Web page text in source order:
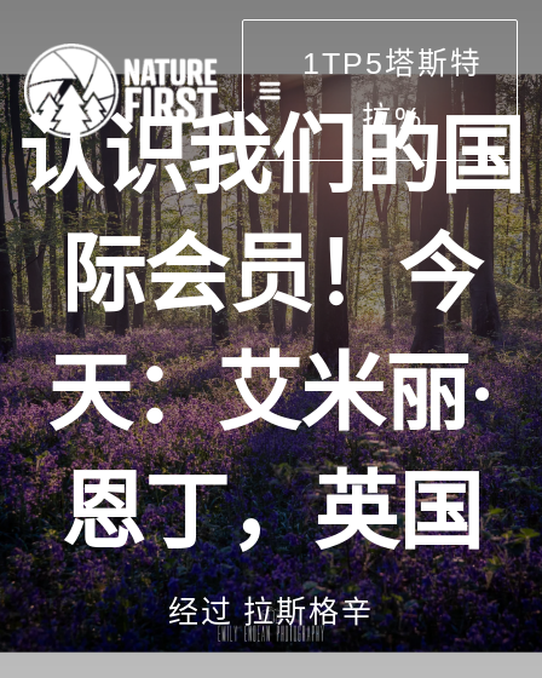
内
容
1TP5塔斯特
拉%
认识我们的国
际会员！今
天：艾米丽·
恩丁，英国
经过拉斯格辛